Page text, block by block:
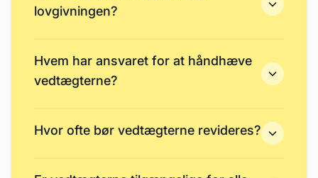
lovgivningen?
Hvem har ansvaret for at håndhæve
vedtægterne?
Hvor ofte bør vedtægterne revideres?